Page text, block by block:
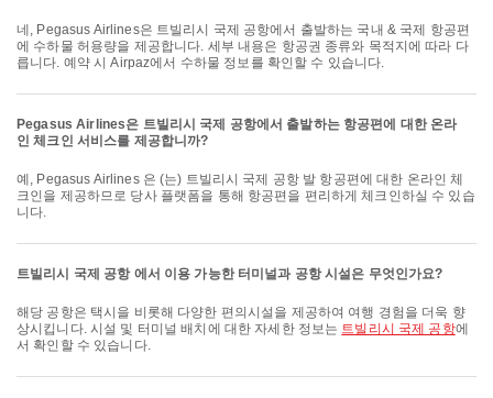
네, Pegasus Airlines은 트빌리시 국제 공항에서 출발하는 국내 & 국제 항공편
에 수하물 허용량을 제공합니다. 세부 내용은 항공권 종류와 목적지에 따라 다
릅니다. 예약 시 Airpaz에서 수하물 정보를 확인할 수 있습니다.
Pegasus Airlines은 트빌리시 국제 공항에서 출발하는 항공편에 대한 온라
인 체크인 서비스를 제공합니까?
예, Pegasus Airlines 은 (는) 트빌리시 국제 공항 발 항공편에 대한 온라인 체
크인을 제공하므로 당사 플랫폼을 통해 항공편을 편리하게 체크인하실 수 있습
니다.
트빌리시 국제 공항 에서 이용 가능한 터미널과 공항 시설은 무엇인가요?
해당 공항은 택시을 비롯해 다양한 편의시설을 제공하여 여행 경험을 더욱 향
상시킵니다. 시설 및 터미널 배치에 대한 자세한 정보는 트빌리시 국제 공항에
서 확인할 수 있습니다.